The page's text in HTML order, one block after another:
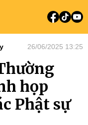
26/06/2025 13:25
họp
Phật sự